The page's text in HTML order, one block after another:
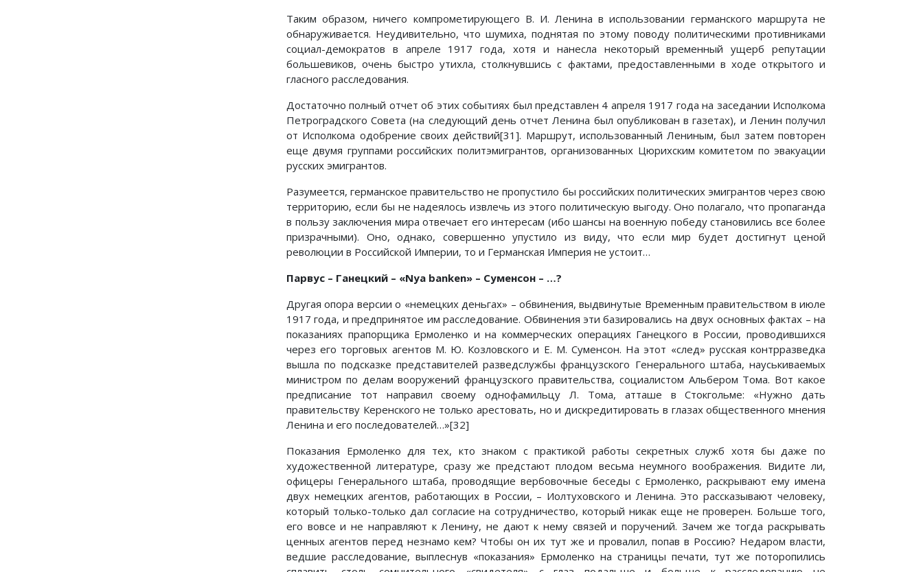
Таким образом, ничего компрометирующего В. И. Ленина в использовании германского маршрута не
обнаруживается. Неудивительно, что шумиха, поднятая по этому поводу политическими противниками
социал-демократов в апреле 1917 года, хотя и нанесла некоторый временный ущерб репутации
большевиков, очень быстро утихла, столкнувшись с фактами, предоставленными в ходе открытого и
гласного расследования.
Достаточно полный отчет об этих событиях был представлен 4 апреля 1917 года на заседании Исполкома
Петроградского Совета (на следующий день отчет Ленина был опубликован в газетах), и Ленин получил
от Исполкома одобрение своих действий[31]. Маршрут, использованный Лениным, был затем повторен
еще двумя группами российских политэмигрантов, организованных Цюрихским комитетом по эвакуации
русских эмигрантов.
Разумеется, германское правительство не пропустило бы российских политических эмигрантов через свою
территорию, если бы не надеялось извлечь из этого политическую выгоду. Оно полагало, что пропаганда
в пользу заключения мира отвечает его интересам (ибо шансы на военную победу становились все более
призрачными). Оно, однако, совершенно упустило из виду, что если мир будет достигнут ценой
революции в Российской Империи, то и Германская Империя не устоит…
Парвус – Ганецкий – «Nya banken» – Суменсон – …?
Другая опора версии о «немецких деньгах» – обвинения, выдвинутые Временным правительством в июле
1917 года, и предпринятое им расследование. Обвинения эти базировались на двух основных фактах – на
показаниях прапорщика Ермоленко и на коммерческих операциях Ганецкого в России, проводившихся
через его торговых агентов М. Ю. Козловского и Е. М. Суменсон. На этот «след» русская контрразведка
вышла по подсказке представителей разведслужбы французского Генерального штаба, науськиваемых
министром по делам вооружений французского правительства, социалистом Альбером Тома. Вот какое
предписание тот направил своему однофамильцу Л. Тома, атташе в Стокгольме: «Нужно дать
правительству Керенского не только арестовать, но и дискредитировать в глазах общественного мнения
Ленина и его последователей…»[32]
Показания Ермоленко для тех, кто знаком с практикой работы секретных служб хотя бы даже по
художественной литературе, сразу же предстают плодом весьма неумного воображения. Видите ли,
офицеры Генерального штаба, проводящие вербовочные беседы с Ермоленко, раскрывают ему имена
двух немецких агентов, работающих в России, – Иолтуховского и Ленина. Это рассказывают человеку,
который только-только дал согласие на сотрудничество, который никак еще не проверен. Больше того,
его вовсе и не направляют к Ленину, не дают к нему связей и поручений. Зачем же тогда раскрывать
ценных агентов перед незнамо кем? Чтобы он их тут же и провалил, попав в Россию? Недаром власти,
ведшие расследование, выплеснув «показания» Ермоленко на страницы печати, тут же поторопились